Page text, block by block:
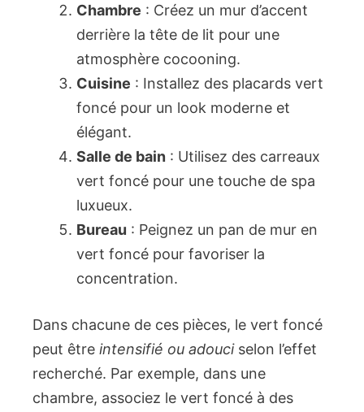
Chambre : Créez un mur d’accent
derrière la tête de lit pour une
atmosphère cocooning.
Cuisine : Installez des placards vert
foncé pour un look moderne et
élégant.
Salle de bain : Utilisez des carreaux
vert foncé pour une touche de spa
luxueux.
Bureau : Peignez un pan de mur en
vert foncé pour favoriser la
concentration.
Dans chacune de ces pièces, le vert foncé
peut être intensifié ou adouciselon l’effet
recherché. Par exemple, dans une
chambre, associez le vert foncé à des